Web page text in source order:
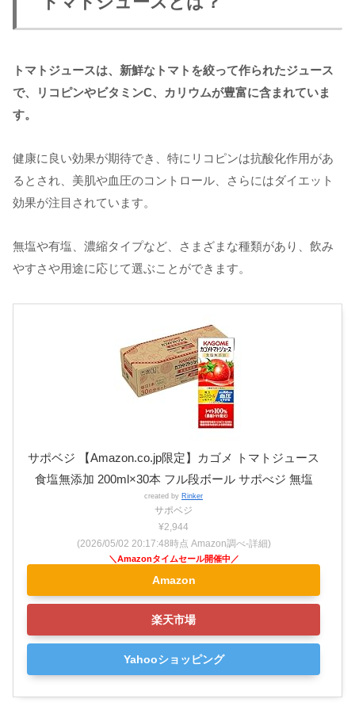
トマトジュースは、新鮮なトマトを絞って作られたジュース
で、リコピンやビタミンC、カリウムが豊富に含まれていま
す。
健康に良い効果が期待でき、特にリコピンは抗酸化作用があ
るとされ、美肌や血圧のコントロール、さらにはダイエット
効果が注目されています。
無塩や有塩、濃縮タイプなど、さまざまな種類があり、飲み
やすさや用途に応じて選ぶことができます。
サポベジ 【Amazon.co.jp限定】カゴメ トマトジュース
食塩無添加 200ml×30本 フル段ボール サポべジ 無塩
created by Rinker
サポベジ
¥2,944
(2026/05/02 20:17:48時点 Amazon調べ-詳細)
Amazon
楽天市場
Yahooショッピング